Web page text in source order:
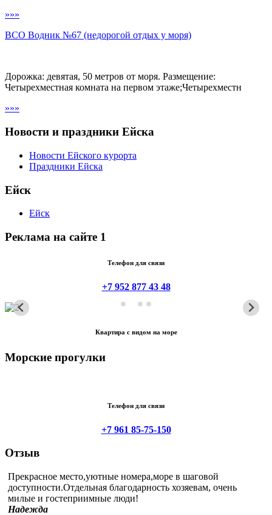
»»»
ВСО Водник №67 (недорогой отдых у моря)
Дорожка: девятая, 50 метров от моря. Размещение:
Четырехместная комната на первом этаже;Четырехместн
»»»
Новости и праздники Ейска
Новости Ейского курорта
Праздники Ейска
Ейск
Ейск
Реклама на сайте 1
Телефон для связи
+7 952 877 43 48
Квартира с видом на море
Морские прогулки
Телефон для связи
+7 961 85-75-150
Отзыв
Прекрасное место,уютные номера,море в шаговой
доступности.Отдельная благодарность хозяевам, очень
милые и гостеприимные люди!
Надежда